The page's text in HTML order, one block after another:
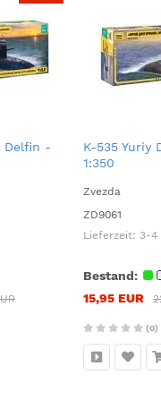
Delfin -
K-535 Yuriy
1:350
Zvezda
ZD9061
Lieferzeit: 3-4
Bestand:
15,95 EUR
(0)